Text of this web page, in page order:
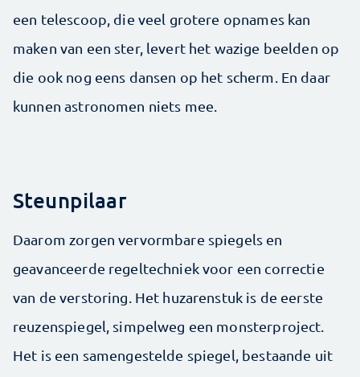
een telescoop, die veel grotere op­­names kan
maken van een ster, levert het wazige beelden op
die ook nog eens dansen op het scherm. En daar
kunnen astronomen niets mee.
Steunpilaar
Daarom zorgen vervormbare spiegels en
geavanceerde regeltechniek voor een correctie
van de verstoring. Het huzarenstuk is de eerste
reuzenspiegel, simpelweg een monsterproject.
Het is een samengestelde spiegel, bestaande uit